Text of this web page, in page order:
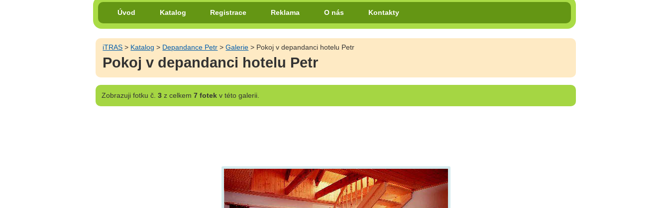
Úvod Katalog Registrace Reklama O nás Kontakty
iTRAS > Katalog > Depandance Petr >Galerie > Pokoj v depandanci hotelu Petr
Pokoj v depandanci hotelu Petr
Zobrazujifotku č. 3z celkem 7 fotekv této galerii.